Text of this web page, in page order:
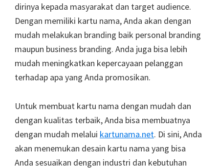
dirinya kepada masyarakat dan target audience.
Dengan memiliki kartu nama, Anda akan dengan
mudah melakukan branding baik personal branding
maupun business branding. Anda juga bisa lebih
mudah meningkatkan kepercayaan pelanggan
terhadap apa yang Anda promosikan.
Untuk membuat kartu nama dengan mudah dan
dengan kualitas terbaik, Anda bisa membuatnya
dengan mudah melalui kartunama.net. Di sini, Anda
akan menemukan desain kartu nama yang bisa
Anda sesuaikan dengan industri dan kebutuhan